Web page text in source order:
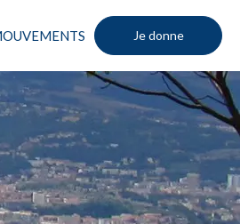
Je donne